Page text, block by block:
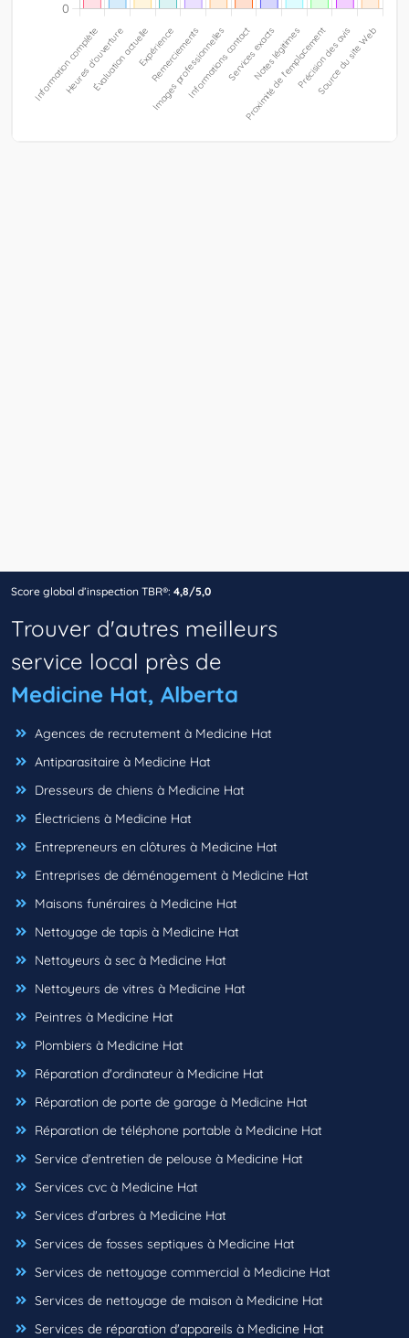
Score global d’inspection TBR®: 4,8/5,0
Trouver d'autres meilleurs
service local près de
Medicine Hat, Alberta
Agences de recrutement à Medicine Hat
Antiparasitaire à Medicine Hat
Dresseurs de chiens à Medicine Hat
Électriciens à Medicine Hat
Entrepreneurs en clôtures à Medicine Hat
Entreprises de déménagement à Medicine Hat
Maisons funéraires à Medicine Hat
Nettoyage de tapis à Medicine Hat
Nettoyeurs à sec à Medicine Hat
Nettoyeurs de vitres à Medicine Hat
Peintres à Medicine Hat
Plombiers à Medicine Hat
Réparation d'ordinateur à Medicine Hat
Réparation de porte de garage à Medicine Hat
Réparation de téléphone portable à Medicine Hat
Service d'entretien de pelouse à Medicine Hat
Services cvc à Medicine Hat
Services d'arbres à Medicine Hat
Services de fosses septiques à Medicine Hat
Services de nettoyage commercial à Medicine Hat
Services de nettoyage de maison à Medicine Hat
Services de réparation d'appareils à Medicine Hat